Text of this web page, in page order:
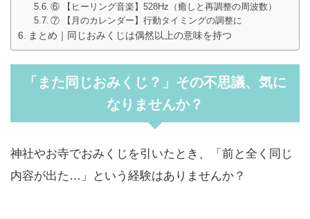
⑥ 【ヒーリング音楽】528Hz（癒しと再調整の周波数）
⑦ 【月のカレンダー】行動タイミングの調整に
まとめ｜同じおみくじは偶然以上の意味を持つ
「また同じおみくじ？」その不思議、気に
なりませんか？
神社やお寺でおみくじを引いたとき、「前と全く同じ
内容が出た…」という経験はありませんか？